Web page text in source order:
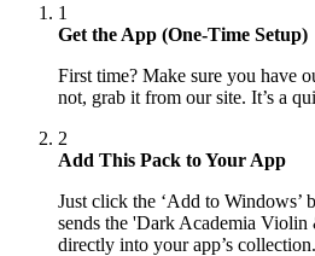
1
Get the App (One-Time Setup)
First time? Make sure you have
not, grab it from our site. It’s a
2
Add This Pack to Your App
Just click the ‘Add to Windows’
sends the 'Dark Academia
directly into your app’s collection.